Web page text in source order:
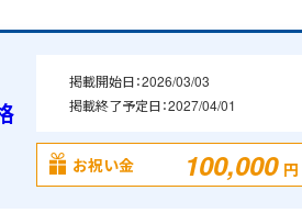
掲載開始日：2026/03/03
掲載終了予定日：2027/04/01
お祝い金 100,000 円